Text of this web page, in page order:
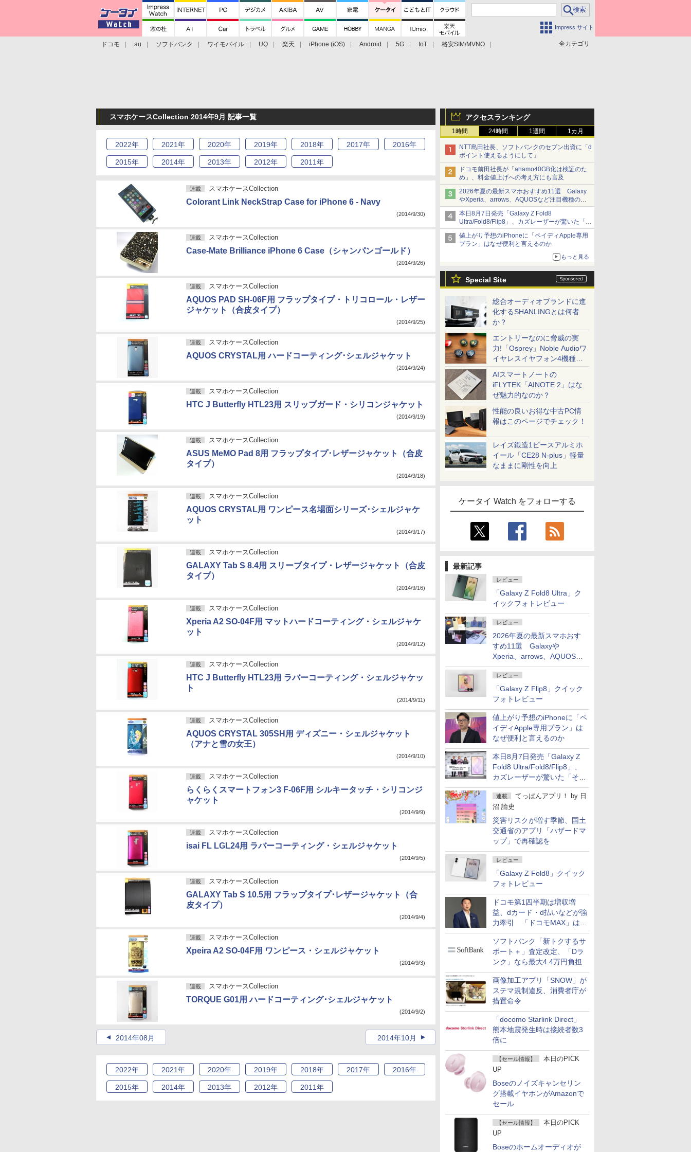
Impress サイト
全カテゴリ
ドコモ au ソフトバンク ワイモバイル UQ 楽天 iPhone (iOS) Android 5G IoT
格安SIM/MVNO
アクセスランキング
1時間 24時間 1週間 1カ月
NTT島田社長、ソフトバンクのセブン出資に「d
ポイント使えるようにして」
ドコモ前田社長が「ahamo40GB化は検証のた
め」、料金値上げへの考え方にも言及
2026年夏の最新スマホおすすめ11選 Galaxy
やXperia、arrows、AQUOSなど注目機種の特
徴は
本日8月7日発売「Galaxy Z Fold8
Ultra/Fold8/Flip8」、カズレーザーが驚いた「そ
ば屋のメニュー並みの薄さ」
値上がり予想のiPhoneに「ペイディApple専用
プラン」はなぜ便利と言えるのか
もっと見る
Special Site
総合オーディオブランドに進
化するSHANLINGとは何者
か？
エントリーなのに脅威の実
力!「Osprey」Noble Audioワ
イヤレスイヤフォン4機種を
一気に聴く
AIスマートノートの
iFLYTEK「AINOTE 2」はな
ぜ魅力的なのか？
性能の良いお得な中古PC情
報はこのページでチェック！
レイズ鍛造1ピースアルミホ
イール「CE28 N-plus」軽量
なままに剛性を向上
ケータイ Watch をフォローする
最新記事
レビュー
「Galaxy Z Fold8 Ultra」ク
イックフォトレビュー
レビュー
2026年夏の最新スマホおす
すめ11選 Galaxyや
Xperia、arrows、AQUOSな
ど注目機種の特徴は
レビュー
「Galaxy Z Flip8」クイック
フォトレビュー
値上がり予想のiPhoneに「ペ
イディApple専用プラン」は
なぜ便利と言えるのか
本日8月7日発売「Galaxy Z
Fold8 Ultra/Fold8/Flip8」、
カズレーザーが驚いた「そば
屋のメニュー並みの薄さ」
連載 てっぱんアプリ！ by 日
沼 諭史
災害リスクが増す季節、国土
交通省のアプリ「ハザードマ
ップ」で再確認を
レビュー
「Galaxy Z Fold8」クイック
フォトレビュー
ドコモ第1四半期は増収増
益、dカード・d払いなどが強
力牽引 「ドコモMAX」は
400万契約突破
ソフトバンク「新トクするサ
ポート＋」査定改定、「Dラ
ンク」なら最大4.4万円負担
画像加工アプリ「SNOW」が
ステマ規制違反、消費者庁が
措置命令
「docomo Starlink Direct」
熊本地震発生時は接続者数3
倍に
【セール情報】
本日のPICK
UP
Boseのノイズキャンセリン
グ搭載イヤホンがAmazonで
セール
【セール情報】
本日のPICK
UP
Boseのホームオーディオが
スマホケースCollection 2014年9月 記事一覧
2022年 2021年 2020年 2019年 2018年 2017年 2016年
2015年 2014年 2013年 2012年 2011年
連載 スマホケースCollection
Colorant Link NeckStrap Case for iPhone 6 - Navy
(2014/9/30)
連載 スマホケースCollection
Case-Mate Brilliance iPhone 6 Case（シャンパンゴールド）
(2014/9/26)
連載 スマホケースCollection
AQUOS PAD SH-06F用 フラップタイプ・トリコロール・レザー
ジャケット（合皮タイプ）
(2014/9/25)
連載 スマホケースCollection
AQUOS CRYSTAL用 ハードコーティング･シェルジャケット
(2014/9/24)
連載 スマホケースCollection
HTC J Butterfly HTL23用 スリップガード・シリコンジャケット
(2014/9/19)
連載 スマホケースCollection
ASUS MeMO Pad 8用 フラップタイプ･レザージャケット（合皮
タイプ）
(2014/9/18)
連載 スマホケースCollection
AQUOS CRYSTAL用 ワンピース名場面シリーズ･シェルジャケ
ット
(2014/9/17)
連載 スマホケースCollection
GALAXY Tab S 8.4用 スリーブタイプ・レザージャケット（合皮
タイプ）
(2014/9/16)
連載 スマホケースCollection
Xperia A2 SO-04F用 マットハードコーティング・シェルジャケ
ット
(2014/9/12)
連載 スマホケースCollection
HTC J Butterfly HTL23用 ラバーコーティング・シェルジャケッ
ト
(2014/9/11)
連載 スマホケースCollection
AQUOS CRYSTAL 305SH用 ディズニー・シェルジャケット
（アナと雪の女王）
(2014/9/10)
連載 スマホケースCollection
らくらくスマートフォン3 F-06F用 シルキータッチ・シリコンジ
ャケット
(2014/9/9)
連載 スマホケースCollection
isai FL LGL24用 ラバーコーティング・シェルジャケット
(2014/9/5)
連載 スマホケースCollection
GALAXY Tab S 10.5用 フラップタイプ･レザージャケット（合
皮タイプ）
(2014/9/4)
連載 スマホケースCollection
Xpeira A2 SO-04F用 ワンピース・シェルジャケット
(2014/9/3)
連載 スマホケースCollection
TORQUE G01用 ハードコーティング･シェルジャケット
(2014/9/2)
2014年08月 2014年10月
2022年 2021年 2020年 2019年 2018年 2017年 2016年
2015年 2014年 2013年 2012年 2011年